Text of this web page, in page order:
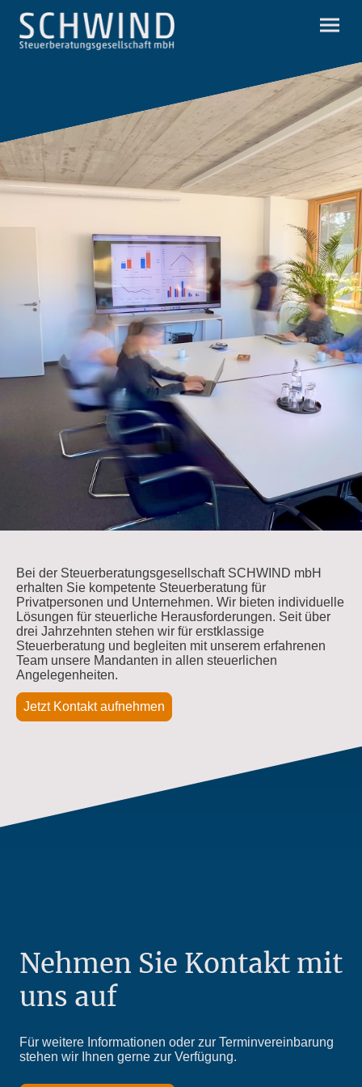
Bei der Steuerberatungsgesellschaft SCHWIND mbH
erhalten Sie kompetente Steuerberatung für
Privatpersonen und Unternehmen. Wir bieten individuelle
Lösungen für steuerliche Herausforderungen. Seit über
drei Jahrzehnten stehen wir für erstklassige
Steuerberatung und begleiten mit unserem erfahrenen
Team unsere Mandanten in allen steuerlichen
Angelegenheiten.
Jetzt Kontakt aufnehmen
Nehmen Sie Kontakt mit
uns auf
Für weitere Informationen oder zur Terminvereinbarung
stehen wir Ihnen gerne zur Verfügung.